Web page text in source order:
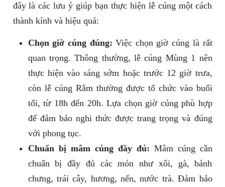
đây là các lưu ý giúp bạn thực hiện lễ cúng một cách
thành kính và hiệu quả:
Chọn giờ cúng đúng: Việc chọn giờ cúng là rất
quan trọng. Thông thường, lễ cúng Mùng 1 nên
thực hiện vào sáng sớm hoặc trước 12 giờ trưa,
còn lễ cúng Rằm thường được tổ chức vào buổi
tối, từ 18h đến 20h. Lựa chọn giờ cúng phù hợp
để đảm bảo nghi thức được trang trọng và đúng
với phong tục.
Chuẩn bị mâm cúng đầy đủ: Mâm cúng cần
chuẩn bị đầy đủ các món như xôi, gà, bánh
chưng, trái cây, hương, nến, nước trà. Đảm bảo